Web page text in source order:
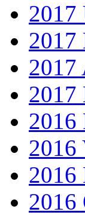
2017
2017
2017
2017
2016
2016
2016
2016